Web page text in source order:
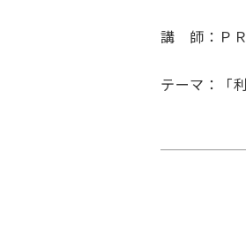
講 師：Ｐ
テーマ：「